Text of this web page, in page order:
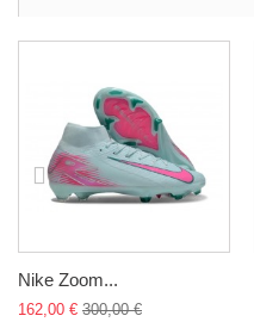
Nike Zoom...
162,00 € 300,00 €